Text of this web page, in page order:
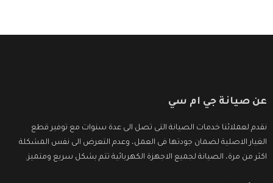
عن صيانة جي ام سي
نقدم لعملائنا خدمات الصيانة التى تصل الى عدة سنوات مع توفير قطع
الغيار الاصلية لضمان جودتها فى العمل، وعدم التعرض الى نفس المشكلة
اكثر من مرة، الصيانة لجميع الاجهزة الكهربائية تتم بشكل سريع ومتميز.